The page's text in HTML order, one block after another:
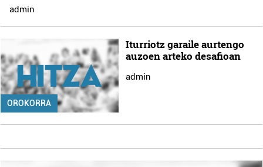
admin
OROKORRA
Iturriotz garaile aurtengo
auzoen arteko desafioan
admin